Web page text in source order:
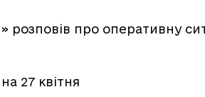
про оперативну
27 квітня